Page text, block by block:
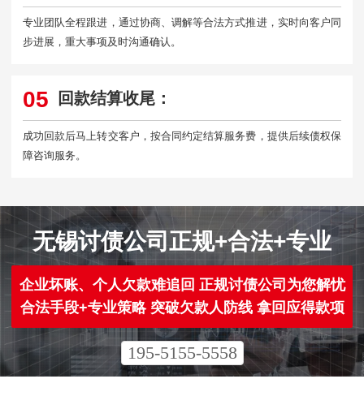
专业团队全程跟进，通过协商、调解等合法方式推进，实时向客户同
步进展，重大事项及时沟通确认。
05 回款结算收尾：
成功回款后马上转交客户，按合同约定结算服务费，提供后续债权保
障咨询服务。
无锡讨债公司正规+合法+专业
企业坏账、个人欠款难追回 正规讨债公司为您解忧
合法手段+专业策略 突破欠款人防线 拿回应得款项
195-5155-5558